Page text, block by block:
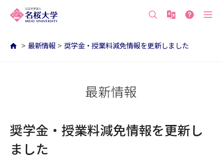
> 最新情報 > 奨学金・授業料減免情報を更新しました
最新情報
奨学金・授業料減免情報を更新し
ました